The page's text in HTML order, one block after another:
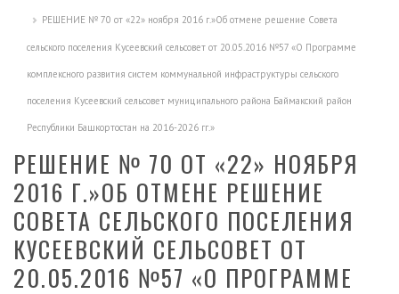
РЕШЕНИЕ № 70 от «22» ноября 2016 г.»Об отмене решение Совета
сельского поселения Кусеевский сельсовет от 20.05.2016 №57 «О Программе
комплексного развития систем коммунальной инфраструктуры сельского
поселения Кусеевский сельсовет муниципального района Баймакский район
Республики Башкортостан на 2016-2026 гг.»
РЕШЕНИЕ № 70 ОТ «22» НОЯБРЯ
2016 Г.»ОБ ОТМЕНЕ РЕШЕНИЕ
СОВЕТА СЕЛЬСКОГО ПОСЕЛЕНИЯ
КУСЕЕВСКИЙ СЕЛЬСОВЕТ ОТ
20.05.2016 №57 «О ПРОГРАММЕ